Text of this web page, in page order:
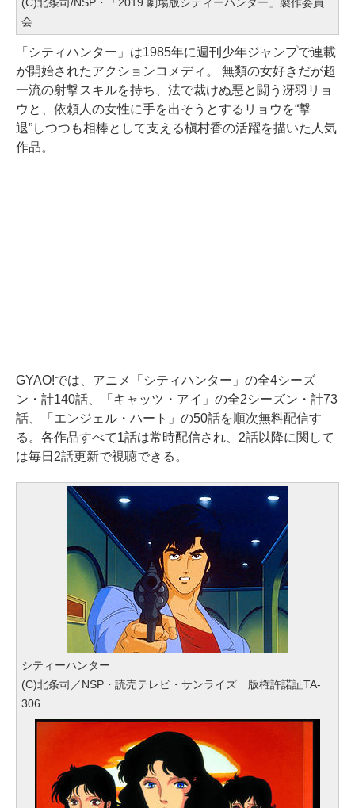
(C)北条司/NSP・「2019 劇場版シティーハンター」製作委員
会
「シティハンター」は1985年に週刊少年ジャンプで連載
が開始されたアクションコメディ。 無類の女好きだが超
一流の射撃スキルを持ち、法で裁けぬ悪と闘う冴羽リョ
ウと、依頼人の女性に手を出そうとするリョウを“撃
退”しつつも相棒として支える槇村香の活躍を描いた人気
作品。
GYAO!では、アニメ「シティハンター」の全4シーズ
ン・計140話、「キャッツ・アイ」の全2シーズン・計73
話、「エンジェル・ハート」の50話を順次無料配信す
る。各作品すべて1話は常時配信され、2話以降に関して
は毎日2話更新で視聴できる。
シティーハンター
(C)北条司／NSP・読売テレビ・サンライズ 版権許諾証TA-
306